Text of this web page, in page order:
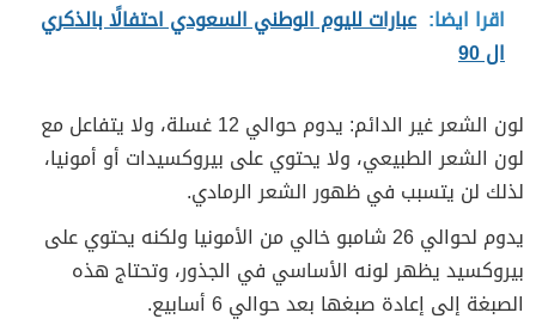
اقرا ايضا: عبارات لليوم الوطني السعودي احتفالًا بالذكري
ال 90
لون الشعر غير الدائم: يدوم حوالي 12 غسلة، ولا يتفاعل مع
لون الشعر الطبيعي، ولا يحتوي على بيروكسيدات أو أمونيا،
لذلك لن يتسبب في ظهور الشعر الرمادي.
يدوم لحوالي 26 شامبو خالي من الأمونيا ولكنه يحتوي على
بيروكسيد يظهر لونه الأساسي في الجذور، وتحتاج هذه
الصبغة إلى إعادة صبغها بعد حوالي 6 أسابيع.